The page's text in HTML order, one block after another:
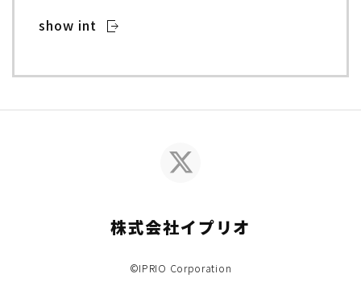
show int
株式会社イプリオ
©IPRIO Corporation